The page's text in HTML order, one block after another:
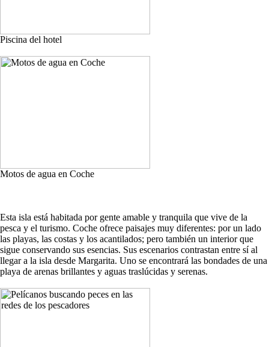
Piscina del hotel
Motos de agua en Coche
Esta isla está habitada por gente amable y tranquila que vive de la
pesca y el turismo. Coche ofrece paisajes muy diferentes: por un lado
las playas, las costas y los acantilados; pero también un interior que
sigue conservando sus esencias. Sus escenarios contrastan entre sí al
llegar a la isla desde Margarita. Uno se encontrará las bondades de una
playa de arenas brillantes y aguas traslúcidas y serenas.